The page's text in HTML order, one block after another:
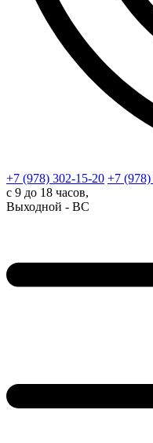
+7 (978) 302-15-20 +7 (978)
с 9 до 18 часов,
Выходной - ВС